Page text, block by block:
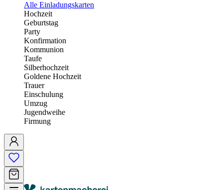
Alle Einladungskarten
Hochzeit
Geburtstag
Party
Konfirmation
Kommunion
Taufe
Silberhochzeit
Goldene Hochzeit
Trauer
Einschulung
Umzug
Jugendweihe
Firmung